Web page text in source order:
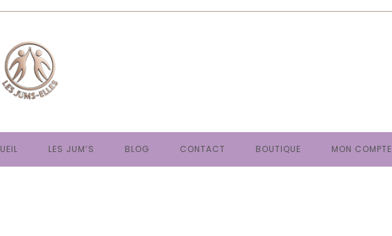
LES JUM’S BLOG CONTACT BOUTIQUE MON COMPTE